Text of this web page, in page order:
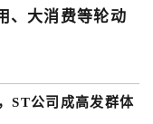
、大消费等轮动
ST公司成高发群体